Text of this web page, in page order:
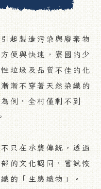
起製造污染與廢棄物
便與快速，寮國的少
垃圾及品質不佳的化
漸不穿著天然染織的
例，全村僅剩不到
只在承襲傳統，透過
的文化認同，嘗試恢
的「生態織物」。